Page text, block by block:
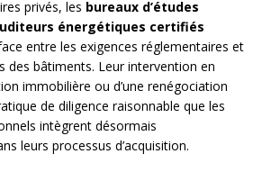
privés, les bureaux d’études
énergétiques certifiés
entre les exigences réglementaires et
des bâtiments. Leur intervention en
immobilière ou d’une renégociation
de diligence raisonnable que les
intègrent désormais
leurs processus d’acquisition.